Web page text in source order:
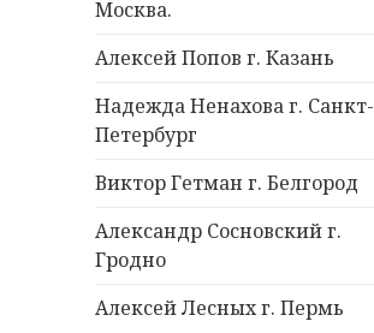
Москва.
Алексей Попов г. Казань
Надежда Ненахова г. Санкт-
Петербург
Виктор Гетман г. Белгород
Александр Сосновский г.
Гродно
Алексей Лесных г. Пермь